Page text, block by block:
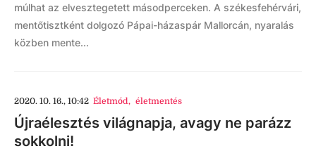
múlhat az elvesztegetett másodperceken. A székesfehérvári,
mentőtisztként dolgozó Pápai-házaspár Mallorcán, nyaralás
közben mente...
2020. 10. 16., 10:42 Életmód, életmentés
Újraélesztés világnapja, avagy ne parázz
sokkolni!